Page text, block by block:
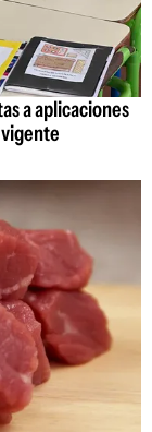
a aplicaciones